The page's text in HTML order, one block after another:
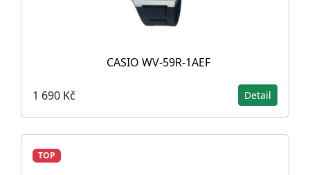
CASIO WV-59R-1AEF
1 690 Kč Detail
TOP